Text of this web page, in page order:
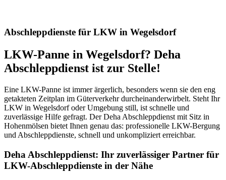
Abschleppdienste für LKW in Wegelsdorf
LKW-Panne in Wegelsdorf? Deha
Abschleppdienst ist zur Stelle!
Eine LKW-Panne ist immer ärgerlich, besonders wenn sie den eng
getakteten Zeitplan im Güterverkehr durcheinanderwirbelt. Steht Ihr
LKW in Wegelsdorf oder Umgebung still, ist schnelle und
zuverlässige Hilfe gefragt. Der Deha Abschleppdienst mit Sitz in
Hohenmölsen bietet Ihnen genau das: professionelle LKW-Bergung
und Abschleppdienste, schnell und unkompliziert erreichbar.
Deha Abschleppdienst: Ihr zuverlässiger Partner für
LKW-Abschleppdienste in der Nähe